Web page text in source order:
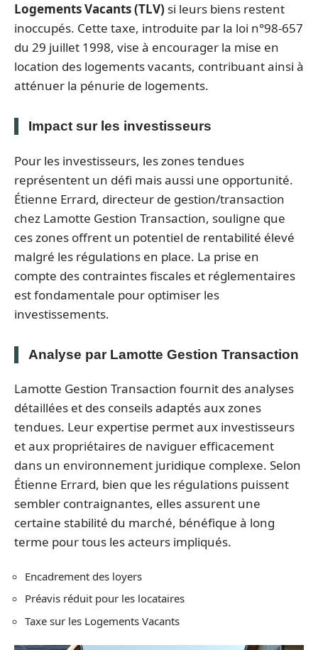
Logements Vacants (TLV) si leurs biens restent
inoccupés. Cette taxe, introduite par la loi n°98-657
du 29 juillet 1998, vise à encourager la mise en
location des logements vacants, contribuant ainsi à
atténuer la pénurie de logements.
Impact sur les investisseurs
Pour les investisseurs, les zones tendues
représentent un défi mais aussi une opportunité.
Étienne Errard, directeur de gestion/transaction
chez Lamotte Gestion Transaction, souligne que
ces zones offrent un potentiel de rentabilité élevé
malgré les régulations en place. La prise en
compte des contraintes fiscales et réglementaires
est fondamentale pour optimiser les
investissements.
Analyse par Lamotte Gestion Transaction
Lamotte Gestion Transaction fournit des analyses
détaillées et des conseils adaptés aux zones
tendues. Leur expertise permet aux investisseurs
et aux propriétaires de naviguer efficacement
dans un environnement juridique complexe. Selon
Étienne Errard, bien que les régulations puissent
sembler contraignantes, elles assurent une
certaine stabilité du marché, bénéfique à long
terme pour tous les acteurs impliqués.
Encadrement des loyers
Préavis réduit pour les locataires
Taxe sur les Logements Vacants